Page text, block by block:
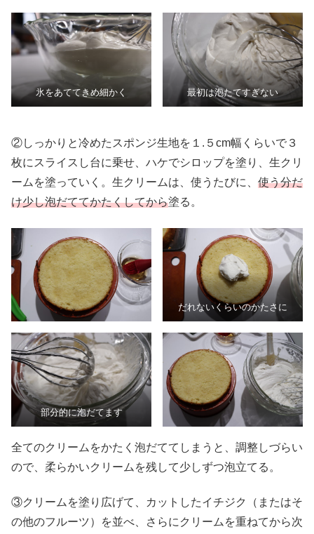
氷をあててきめ細かく 最初は泡たてすぎない
②しっかりと冷めたスポンジ生地を１.５cm幅くらいで３
枚にスライスし台に乗せ、ハケでシロップを塗り、生クリ
ームを塗っていく。生クリームは、使うたびに、 使う分だ
け少し泡だててかたくしてから塗る。
だれないくらいのかたさに
部分的に泡だてます
全てのクリームをかたく泡だててしまうと、調整しづらい
ので、柔らかいクリームを残して少しずつ泡立てる。
③クリームを塗り広げて、カットしたイチジク（またはそ
の他のフルーツ）を並べ、さらにクリームを重ねてから次